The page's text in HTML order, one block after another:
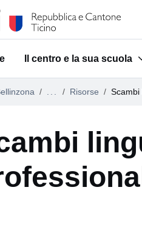
Il centro e la sua scuola
Submenu for "Il centro e
Risorse Scambi